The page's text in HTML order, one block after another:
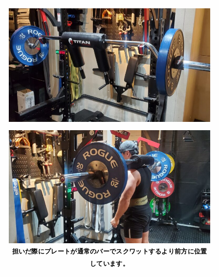
担いだ際にプレートが通常のバーでスクワットするより前方に位置
しています。